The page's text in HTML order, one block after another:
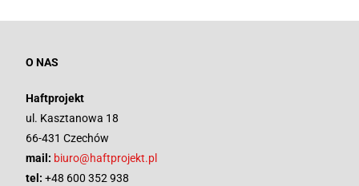
O NAS
Haftprojekt
ul. Kasztanowa 18
66-431 Czechów
mail: biuro@haftprojekt.pl
tel: +48 600 352 938